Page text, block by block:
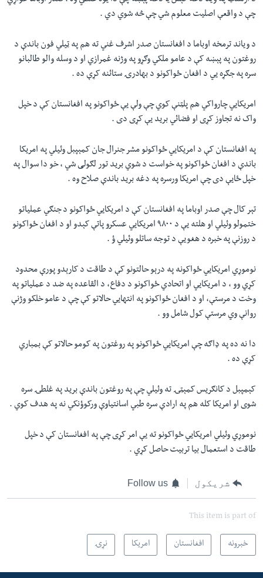
چې د واقعې اصليت معلوم شي چې څه شوي دي .
د وياند ترمخه اوباما د افغانستان صدر اشرف غني ته هم په ټيلي فون باندې د
روغتون په پېښه کې د عامو ملکي وګړو په وژنه غمرازي او د وسله والو طالبانو
سره په جګړه يي د افغان ځواکونو د بهادرۍ ستائنه کړې ده .
امريکايي چارواکي هم پلټنې کوي چې ولې يې ځواکونو په افغانستان کې د خپل
واک نه تجاوز کړی او فضائي بريد يې کړی دی .
په افغانستان کې د امريکايي ځواکونو مشر جنرال جان کمېپبل وئيلي په امريکا
باندې د افغان ځواکونو په خواست د شوي بريد تور لګولی شي ، خو دا سوال په
خپل ځايې دی چې امريکا ورسره په دغه بريد باندې صلاح وه .
تېر کال چې صدر اوباما په افغانستان کې د امريکايي ځواکونو د جنګي عملياتو
ختمولو وئيلي او هلته يې د ۹۸۰۰ امريکايي عسکرو پاتې کېدو او د افغان ځواکونو
د روزنې په خبره د هغويې د توجه ساتلو وئيلي ؤ .
نوموړي امريکايي ځواکونه په درېو حالتونو کې د طاقت د کارېدو پورې محدود
کړي وو ، د امريکايي او اتحادي ځواکونو د دفاع، د القاعده په ضد د عملياتو په
وخت د مرستې، او د افغان ځواکونو په انتهايي حالاتو کې چې د عامو خلکو وژنې
روانې وي مرستې کول شامل وو .
دا نه ده په ډاګه چې امريکايي ځواکونو په روغتون په کومو حالاتو کې بمباري
کړې ده .
کېمپبل د کانګريس کمېټۍ ته وئيلي چې په روغتون باندې بريد په غلطۍ سره
شوی او امريکا کله هم په ارادې سره طبي اسانتياوې ورکوؤنکي نه په هدف کوي .
نوموړي وئيلي امريکايي ځواکونو ته يې امر کړی چې په افغانستان کې د خپل
طاقت د استعمال بيا تربيت حاصل کړي .
شریکول Follow us
This item is part of
خبرونه افغانستان امریکا نړۍ